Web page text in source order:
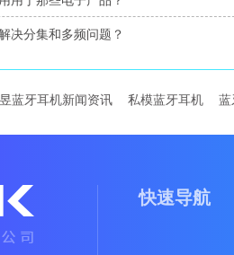
决分集和多频问题？
蓝牙耳机新闻资讯 私模蓝牙耳机
快速导航